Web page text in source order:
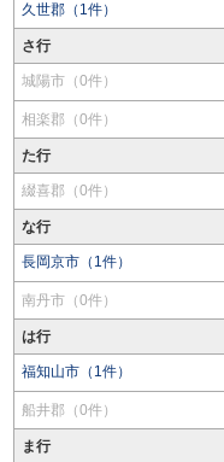
久世郡（1件）
さ行
城陽市（0件）
相楽郡（0件）
た行
綴喜郡（0件）
な行
長岡京市（1件）
南丹市（0件）
は行
福知山市（1件）
船井郡（0件）
ま行